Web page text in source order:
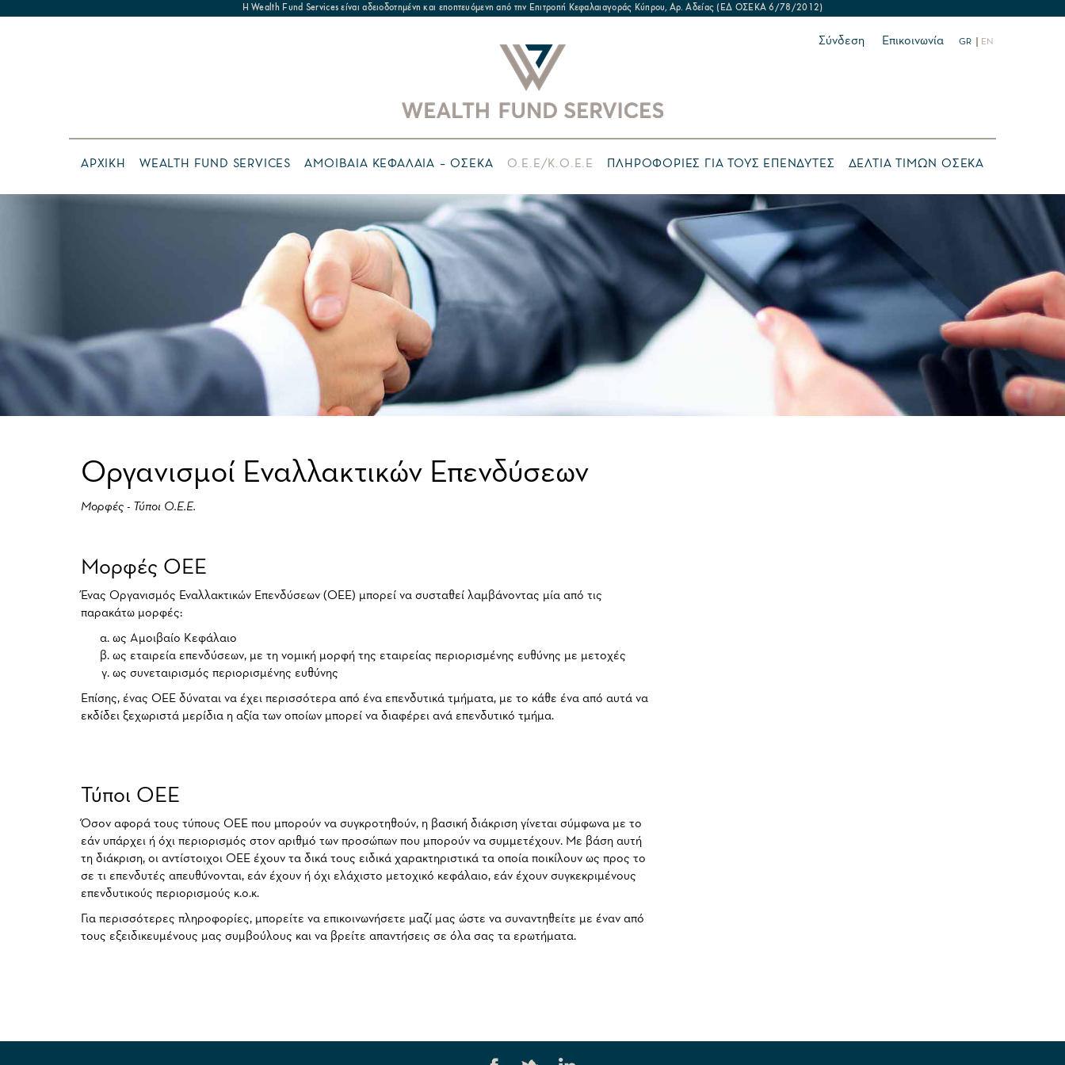
Η Wealth Fund Services είναι αδειοδοτημένη και εποπτευόμενη από την Επιτροπή Κεφαλαιαγοράς Κύπρου, Αρ. Αδείας (ΕΔ ΟΣΕΚΑ 6/78/2012)
GR EN
Επικοινωνία
Σύνδεση
ΑΡΧΙΚΗ WEALTH FUND SERVICES ΑΜΟΙΒΑΙΑ ΚΕΦΑΛΑΙΑ – ΟΣΕΚΑ Ο.Ε.Ε/Κ.Ο.Ε.Ε ΠΛΗΡΟΦΟΡΙΕΣ ΓΙΑ ΤΟΥΣ ΕΠΕΝΔΥΤΕΣ ΔΕΛΤΙΑ ΤΙΜΩΝ ΟΣΕΚΑ
Οργανισμοί Εναλλακτικών Επενδύσεων
Μορφές - Τύποι Ο.Ε.Ε.
Μορφές ΟΕΕ
Ένας Οργανισμός Εναλλακτικών Επενδύσεων (ΟΕΕ) μπορεί να συσταθεί λαμβάνοντας μία από τις
παρακάτω μορφές:
ως Aμοιβαίο Kεφάλαιο
ως εταιρεία επενδύσεων, με τη νομική μορφή της εταιρείας περιορισμένης ευθύνης με μετοχές
ως συνεταιρισμός περιορισμένης ευθύνης
Επίσης, ένας ΟΕΕ δύναται να έχει περισσότερα από ένα επενδυτικά τμήματα, με το κάθε ένα από αυτά να
εκδίδει ξεχωριστά μερίδια η αξία των οποίων μπορεί να διαφέρει ανά επενδυτικό τμήμα.
Τύποι ΟΕΕ
Όσον αφορά τους τύπους ΟΕΕ που μπορούν να συγκροτηθούν, η βασική διάκριση γίνεται σύμφωνα με το
εάν υπάρχει ή όχι περιορισμός στον αριθμό των προσώπων που μπορούν να συμμετέχουν. Με βάση αυτή
τη διάκριση, οι αντίστοιχοι ΟΕΕ έχουν τα δικά τους ειδικά χαρακτηριστικά τα οποία ποικίλουν ως προς το
σε τι επενδυτές απευθύνονται, εάν έχουν ή όχι ελάχιστο μετοχικό κεφάλαιο, εάν έχουν συγκεκριμένους
επενδυτικούς περιορισμούς κ.ο.κ.
Για περισσότερες πληροφορίες, μπορείτε να επικοινωνήσετε μαζί μας ώστε να συναντηθείτε με έναν από
τους εξειδικευμένους μας συμβούλους και να βρείτε απαντήσεις σε όλα σας τα ερωτήματα.